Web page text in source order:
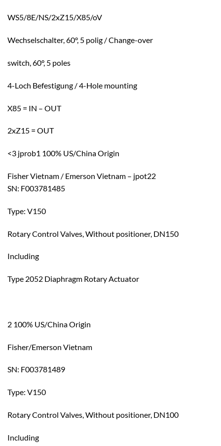
WS5/8E/NS/2xZ15/X85/oV
Wechselschalter, 60°, 5 polig / Change-over
switch, 60°, 5 poles
4-Loch Befestigung / 4-Hole mounting
X85 = IN – OUT
2xZ15 = OUT
<3 jprob1 100% US/China Origin
Fisher Vietnam / Emerson Vietnam – jpot22
SN: F003781485
Type: V150
Rotary Control Valves, Without positioner, DN150
Including
Type 2052 Diaphragm Rotary Actuator
2 100% US/China Origin
Fisher/Emerson Vietnam
SN: F003781489
Type: V150
Rotary Control Valves, Without positioner, DN100
Including